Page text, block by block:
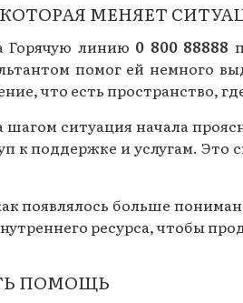
МЕНЯЕТ
Горячую линию 0 800 88888
помог ей немного
что есть пространство,
ситуация начала
к поддержке и услугам. Это
появлялось больше
ресурса, чтобы
ПОМОЩЬ